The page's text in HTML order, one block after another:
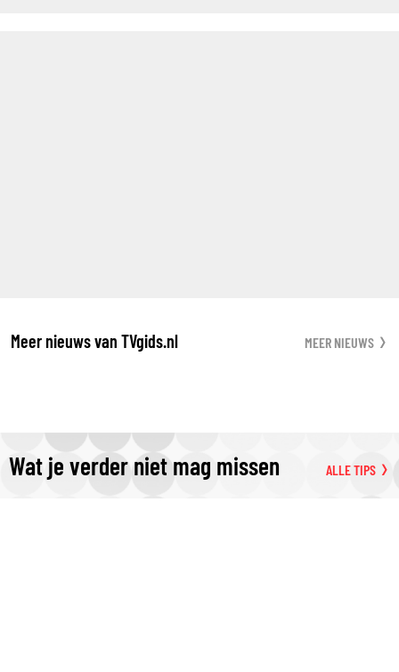
Meer nieuws van TVgids.nl MEER NIEUWS
Wat je verder niet mag missen ALLE TIPS